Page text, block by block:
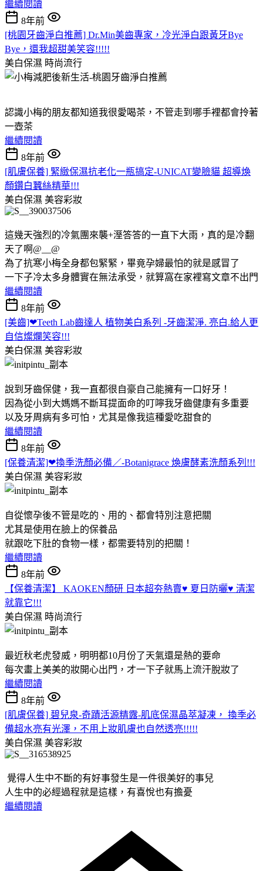
繼續閱讀
8年前
[桃園牙齒淨白推薦] Dr.Min美齒專家，冷光淨白跟黃牙Bye
Bye，還我超甜美笑容!!!!!
美白保濕 時尚流行
認識小梅的朋友都知道我很愛喝茶，不管走到哪手裡都會拎著
一壺茶
繼續閱讀
8年前
[肌膚保養] 緊緻保濕抗老化一瓶搞定-UNICAT變臉貓 超導煥
顏鑽白蠶絲精華!!!
美白保濕 美容彩妝
這幾天強烈的冷氣團來襲+溼答答的一直下大雨，真的是冷翻
天了啊@__@
為了抗寒小梅全身都包緊緊，畢竟孕婦最怕的就是感冒了
一下子冷太多身體實在無法承受，就算窩在家裡寫文章不出門
繼續閱讀
8年前
[美齒]❤Teeth Lab齒達人 植物美白系列 -牙齒潔淨. 亮白.給人更
自信燦爛笑容!!!
美白保濕 美容彩妝
說到牙齒保健，我一直都很自豪自己能擁有一口好牙！
因為從小到大媽媽不斷耳提面命的叮嚀我牙齒健康有多重要
以及牙周病有多可怕，尤其是像我這種愛吃甜食的
繼續閱讀
8年前
[保養清潔]❤換季洗顏必備／-Botanigrace 煥膚酵素洗顏系列!!!
美白保濕 美容彩妝
自從懷孕後不管是吃的、用的、都會特別注意把關
尤其是使用在臉上的保養品
就跟吃下肚的食物一樣，都需要特別的把關！
繼續閱讀
8年前
【保養清潔】 KAOKEN顏研 日本超夯熱賣♥ 夏日防曬♥ 清潔
就靠它!!!
美白保濕 時尚流行
最近秋老虎發威，明明都10月份了天氣還是熱的要命
每次畫上美美的妝開心出門，才一下子就馬上流汗脫妝了
繼續閱讀
8年前
[肌膚保養] 碧兒泉-奇蹟活源精露-肌底保濕晶萃凝凍， 換季必
備超水亮有光澤，不用上妝肌膚也自然透亮!!!!!
美白保濕 美容彩妝
覺得人生中不斷的有好事發生是一件很美好的事兒
人生中的必經過程就是這樣，有喜悅也有擔憂
繼續閱讀